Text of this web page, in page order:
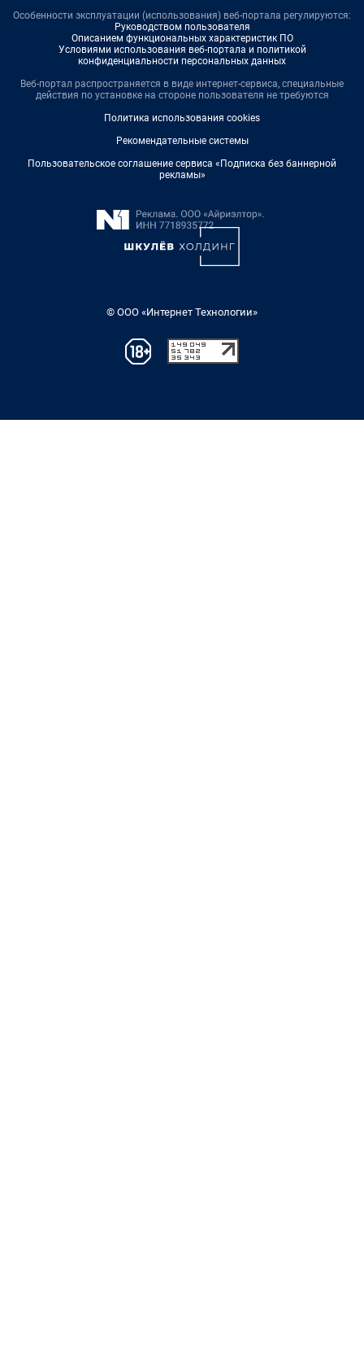
Особенности эксплуатации (использования) веб-портала регулируются:
Руководством пользователя
Описанием функциональных характеристик ПО
Условиями использования веб-портала и политикой
конфиденциальности персональных данных
Веб-портал распространяется в виде интернет-сервиса, специальные
действия по установке на стороне пользователя не требуются
Политика использования cookies
Рекомендательные системы
Пользовательское соглашение сервиса «Подписка без баннерной
рекламы»
© ООО «Интернет Технологии»